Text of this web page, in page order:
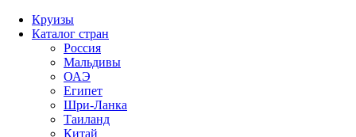
Круизы
Каталог стран
Россия
Мальдивы
ОАЭ
Египет
Шри-Ланка
Таиланд
Китай